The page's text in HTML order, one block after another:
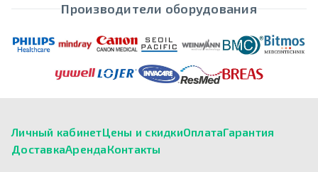
Производители оборудования
Личный кабинетЦены и скидкиОплатаГарантия
ДоставкаАрендаКонтакты